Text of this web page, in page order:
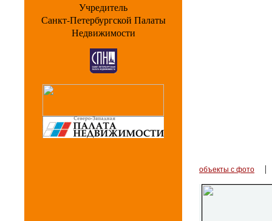
Учредитель
Санкт-Петербургской Палаты
Недвижимости
объекты с фото